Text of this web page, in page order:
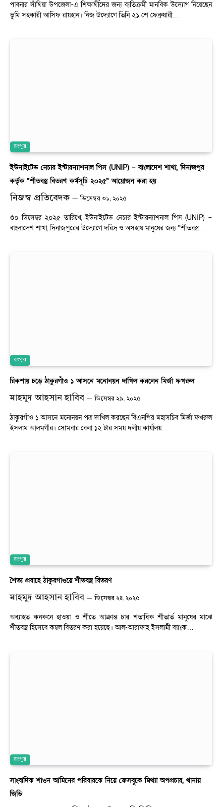
পাবনার সাঁথিয়া উপজেলা-এ শিক্ষার্থীদের জন্য ব্যতিক্রমী মানবিক উদ্যোগ নিয়েছেন
ভূমি সহকারী আসিফ রায়হান। নিজ উদ্যোগে তিনি ২১ শে ফেব্রুয়ারী…
রংপুর
ইউনাইটেড নেচার ইন্টারন্যাশনাল পিস (UNIP) – বাংলাদেশ শাখা, দিনাজপুর
কর্তৃক “শীতবস্ত্র বিতরণ কর্মসূচি ২০২৫” আয়োজন করা হয়
নিজস্ব প্রতিবেদক ডিসেম্বর ৩১, ২০২৫
৩০ ডিসেম্বর ২০২৫ তারিখে, ইউনাইটেড নেচার ইন্টারন্যাশনাল পিস (UNIP) –
বাংলাদেশ শাখা, দিনাজপুরের উদ্যোগে দরিদ্র ও অসহায় মানুষের জন্য “শীতবস্ত্র…
রংপুর
রিকশায় চড়ে ঠাকুরগাঁও ১ আসনে মনোনয়ন দাখিল করলেন মির্জা ফখরুল
মাহমুদ আহসান হাবিব ডিসেম্বর ২৯, ২০২৫
ঠাকুরগাঁও ১ আসনে মনোনয়ন পত্র দাখিল করছেন বিএনপির মহাসচিব মির্জা ফখরুল
ইসলাম আলমগীর। সোমবার বেলা ১২ টার সময় দলীয় কার্যালয়…
রংপুর
শৈত্য প্রবাহে ঠাকুরগাওয়ে শীতবস্ত্র বিতরণ
মাহমুদ আহসান হাবিব ডিসেম্বর ২৪, ২০২৫
অব্যাহত কনকনে হাওয়া ও শীতে আক্রান্ত চার শতাধিক শীতার্ত মানুষের মাঝে
শীতবস্ত্র হিসেবে কম্বল বিতরণ করা হয়েছে। আল-আরাফাহ ইসলামী ব্যাংক…
রংপুর
সাংবাদিক শাওন আমিনের পরিবারকে নিয়ে ফেসবুকে মিথ্যা অপপ্রচার, থানায়
জিডি